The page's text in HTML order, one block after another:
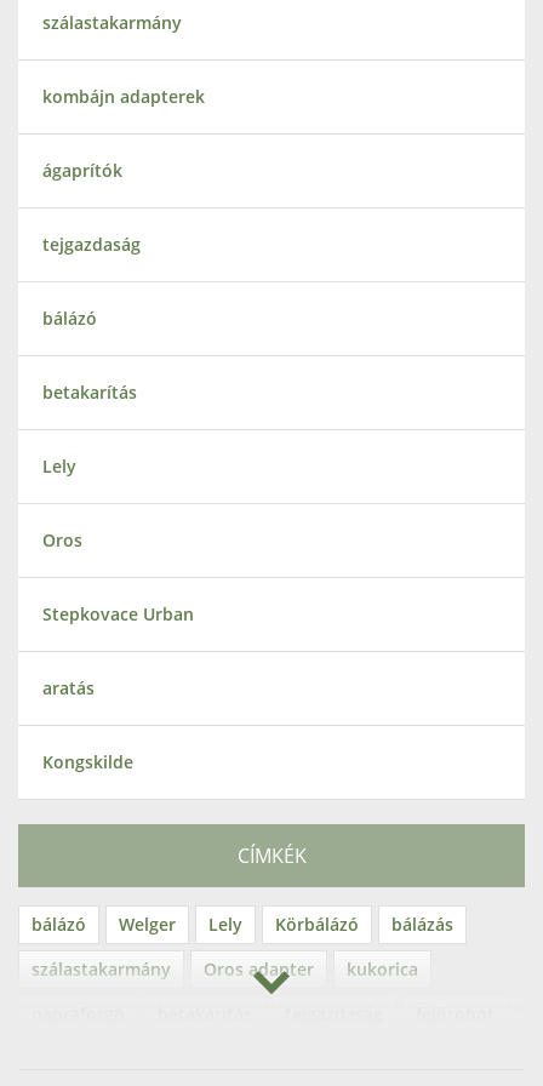
szálastakarmány
kombájn adapterek
ágaprítók
tejgazdaság
bálázó
betakarítás
Lely
Oros
Stepkovace Urban
aratás
Kongskilde
CÍMKÉK
bálázó Welger Lely Körbálázó
bálázás
szálastakarmány
Oros adapter
kukorica